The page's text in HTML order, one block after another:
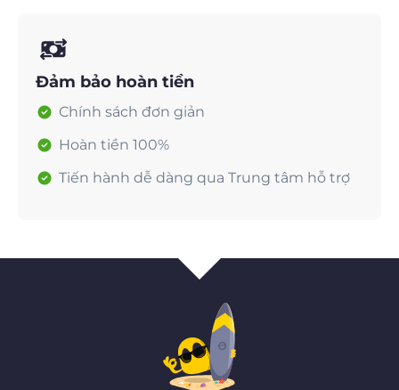
Đảm bảo hoàn tiền
Chính sách đơn giản
Hoàn tiền 100%
Tiến hành dễ dàng qua Trung tâm hỗ trợ